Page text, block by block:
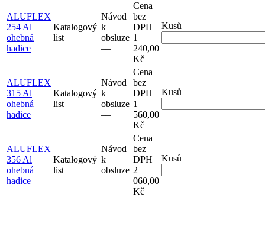
ALUFLEX
254 Al
ohebná
hadice
Katalogový
list
Návod
k
obsluze
–⁠–⁠
Cena
bez
DPH
1
240,00
Kč
Kusů
ALUFLEX
315 Al
ohebná
hadice
Katalogový
list
Návod
k
obsluze
–⁠–⁠
Cena
bez
DPH
1
560,00
Kč
Kusů
ALUFLEX
356 Al
ohebná
hadice
Katalogový
list
Návod
k
obsluze
–⁠–⁠
Cena
bez
DPH
2
060,00
Kč
Kusů